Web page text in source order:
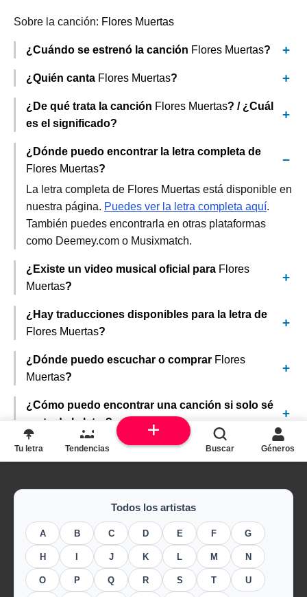
Sobre la canción: Flores Muertas
¿Cuándo se estrenó la canción Flores Muertas?
¿Quién canta Flores Muertas?
¿De qué trata la canción Flores Muertas? / ¿Cuál
es el significado?
¿Dónde puedo encontrar la letra completa de
Flores Muertas?
La letra completa de Flores Muertas está disponible en
nuestra página. Puedes ver la letra completa aquí.
También puedes encontrarla en otras plataformas
como Deemey.com o Musixmatch.
¿Existe un video musical oficial para Flores
Muertas?
¿Hay traducciones disponibles para la letra de
Flores Muertas?
¿Dónde puedo escuchar o comprar Flores
Muertas?
¿Cómo puedo encontrar una canción si solo sé
parte de la letra?
Todos los artistas
A B C D E F G
H J K L M N
O P Q R S T U
Tu letra Tendencias Buscar Géneros